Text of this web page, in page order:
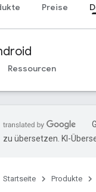
Preise
Ressourcen
zu übersetzen. KI-
Startseite Produkte